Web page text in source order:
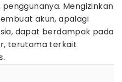
Mengizinkan
akun, apalagi
dapat berdampak pada
terutama terkait